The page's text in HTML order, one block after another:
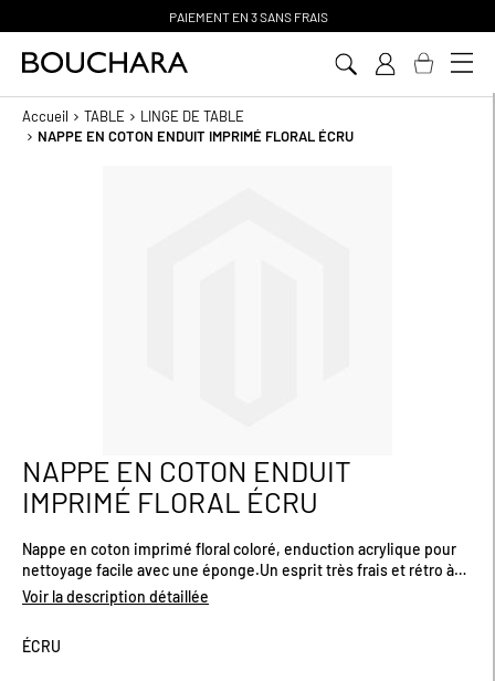
PAIEMENT EN 3 SANS FRAIS
Accueil TABLE
LINGE DE TABLE
NAPPE EN COTON ENDUIT IMPRIMÉ FLORAL ÉCRU
Passer
au
début
la
Galerie
d’images
NAPPE EN COTON ENDUIT
IMPRIMÉ FLORAL ÉCRU
Nappe en coton imprimé floral coloré, enduction acrylique pour
nettoyage facile avec une éponge.Un esprit très frais et rétro à
adopter dans votre salle à manger ou votre cuisine.Plusieurs
tailles disponibles.
Voir la description détaillée
ÉCRU